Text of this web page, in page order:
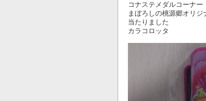
コナステメダルコーナー
まぼろしの桃源郷オリジ
当たりました
カラコロッタ